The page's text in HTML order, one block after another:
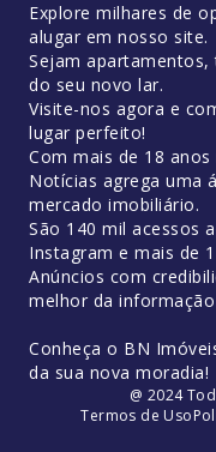
Explore milhares de
alugar em nosso site.
Sejam
do seu novo lar.
Visite-nos agora e
lugar perfeito!
Com mais de 18
Notícias agrega uma
mercado imobiliário.
São 140 mil acessos
Instagram e mais de
Anúncios com
melhor da
Conheça o BN
da sua nova moradia!
@ 2024
Termos de Uso